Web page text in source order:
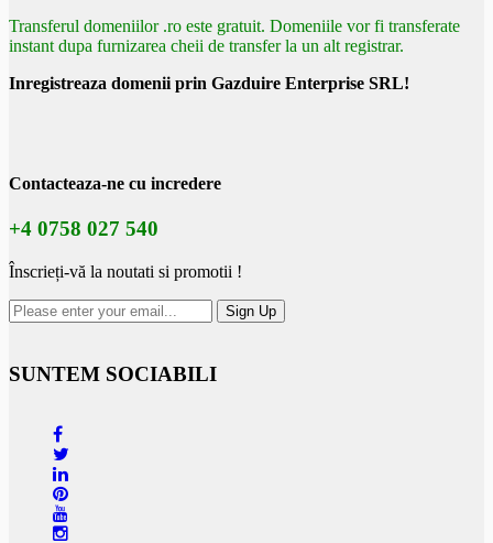
Transferul domeniilor .ro este gratuit. Domeniile vor fi transferate
instant dupa furnizarea cheii de transfer la un alt registrar.
Inregistreaza domenii prin Gazduire Enterprise SRL!
Contacteaza-ne cu incredere
+4 0758 027 540
Înscrieți-vă la noutati si promotii !
SUNTEM SOCIABILI